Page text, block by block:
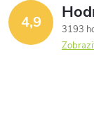
4,9
3193